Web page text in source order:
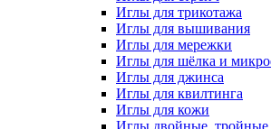
Иглы для трикотажа
Иглы для вышивания
Иглы для мережки
Иглы для шёлка и
Иглы для джинса
Иглы для квилтинга
Иглы для кожи
Иглы двойные, тройные